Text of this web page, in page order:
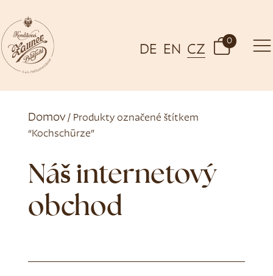
DE EN CZ
0
Domov/ Produkty označené štítkem
“Kochschürze”
Náš internetový
obchod